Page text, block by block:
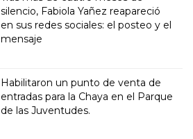
silencio, Fabiola Yañez reapareció
en sus redes sociales: el posteo y el
mensaje
Habilitaron un punto de venta de
entradas para la Chaya en el Parque
de las Juventudes.